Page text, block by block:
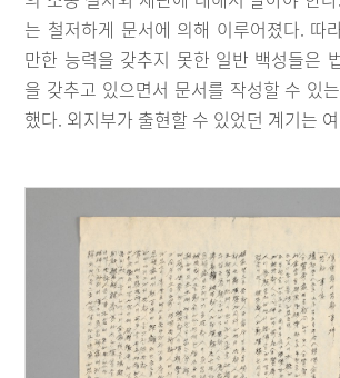
는 철저하게 문서에 의해 이루어졌다. 따
만한 능력을 갖추지 못한 일반 백성들은
을 갖추고 있으면서 문서를 작성할 수 있
했다. 외지부가 출현할 수 있었던 계기는